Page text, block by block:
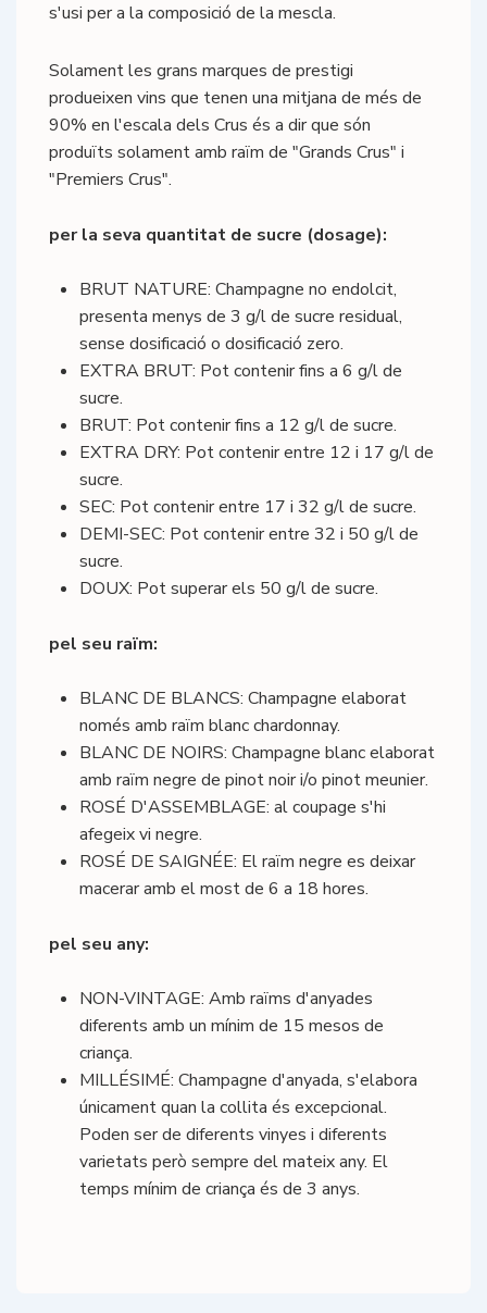
s'usi per a la composició de la mescla.
Solament les grans marques de prestigi
produeixen vins que tenen una mitjana de més de
90% en l'escala dels Crus és a dir que són
produïts solament amb raïm de "Grands Crus" i
"Premiers Crus".
per la seva quantitat de sucre (dosage):
BRUT NATURE: Champagne no endolcit,
presenta menys de 3 g/l de sucre residual,
sense dosificació o dosificació zero.
EXTRA BRUT: Pot contenir fins a 6 g/l de
sucre.
BRUT: Pot contenir fins a 12 g/l de sucre.
EXTRA DRY: Pot contenir entre 12 i 17 g/l de
sucre.
SEC: Pot contenir entre 17 i 32 g/l de sucre.
DEMI-SEC: Pot contenir entre 32 i 50 g/l de
sucre.
DOUX: Pot superar els 50 g/l de sucre.
pel seu raïm:
BLANC DE BLANCS: Champagne elaborat
només amb raïm blanc chardonnay.
BLANC DE NOIRS: Champagne blanc elaborat
amb raïm negre de pinot noir i/o pinot meunier.
ROSÉ D'ASSEMBLAGE: al coupage s'hi
afegeix vi negre.
ROSÉ DE SAIGNÉE: El raïm negre es deixar
macerar amb el most de 6 a 18 hores.
pel seu any:
NON-VINTAGE: Amb raïms d'anyades
diferents amb un mínim de 15 mesos de
criança.
MILLÉSIMÉ: Champagne d'anyada, s'elabora
únicament quan la collita és excepcional.
Poden ser de diferents vinyes i diferents
varietats però sempre del mateix any. El
temps mínim de criança és de 3 anys.